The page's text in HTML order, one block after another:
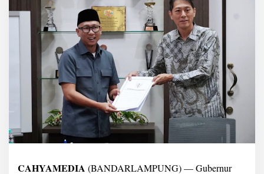
k
a
m
o
t
G
u
b
e
n
u
M
CAHYAMEDIA (BANDARLAMPUNG) — Gubernur